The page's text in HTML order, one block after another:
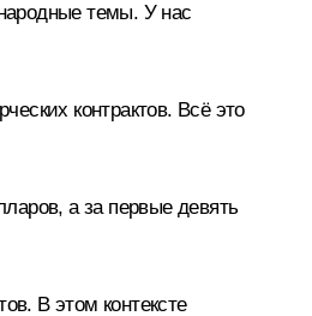
темы. У нас
контрактов. Всё это
а за первые девять
В этом контексте